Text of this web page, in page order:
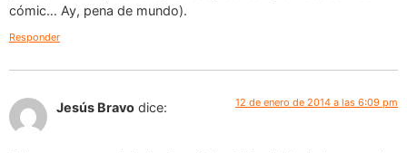
cómic… Ay, pena de mundo).
Responder
Jesús Bravo dice: 12 de enero de 2014 a las 6:09 pm